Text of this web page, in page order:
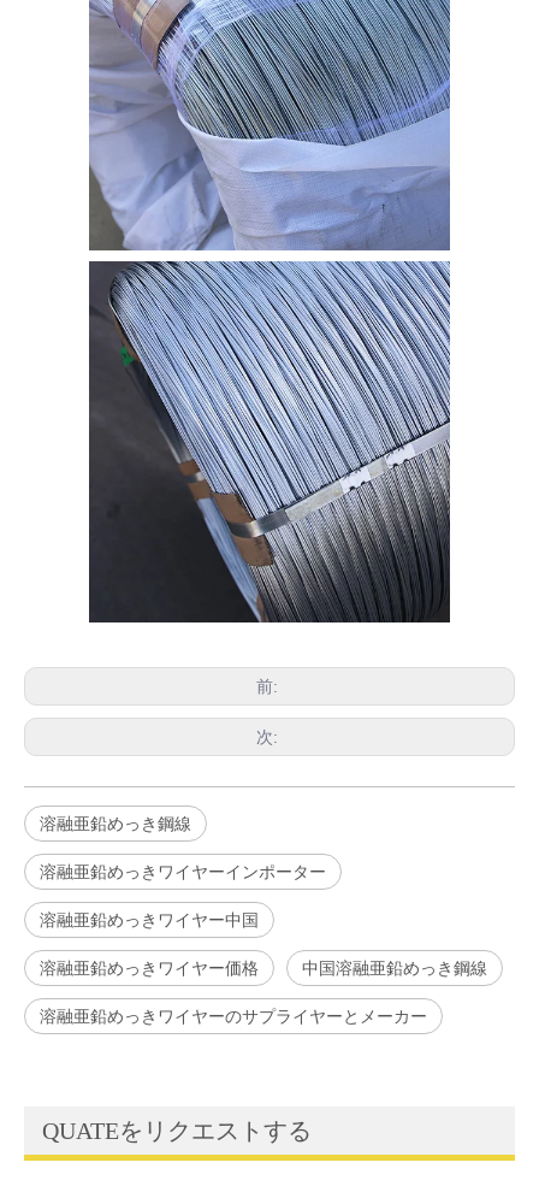
前:
次:
溶融亜鉛めっき鋼線
溶融亜鉛めっきワイヤーインポーター
溶融亜鉛めっきワイヤー中国
溶融亜鉛めっきワイヤー価格 中国溶融亜鉛めっき鋼線
溶融亜鉛めっきワイヤーのサプライヤーとメーカー
QUATEをリクエストする